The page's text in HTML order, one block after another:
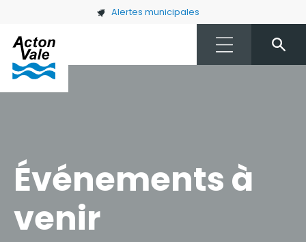
Skip to main content Alertes municipales
Événements à
venir